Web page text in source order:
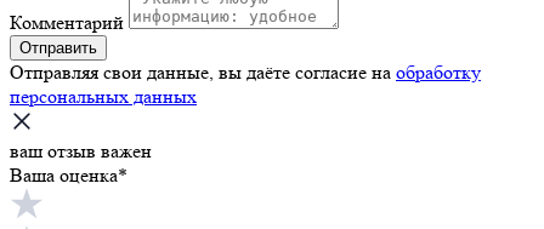
Комментарий
Отправить
Отправляя свои данные, вы даёте согласие на обработку
персональных данных
ваш отзыв важен
Ваша оценка*